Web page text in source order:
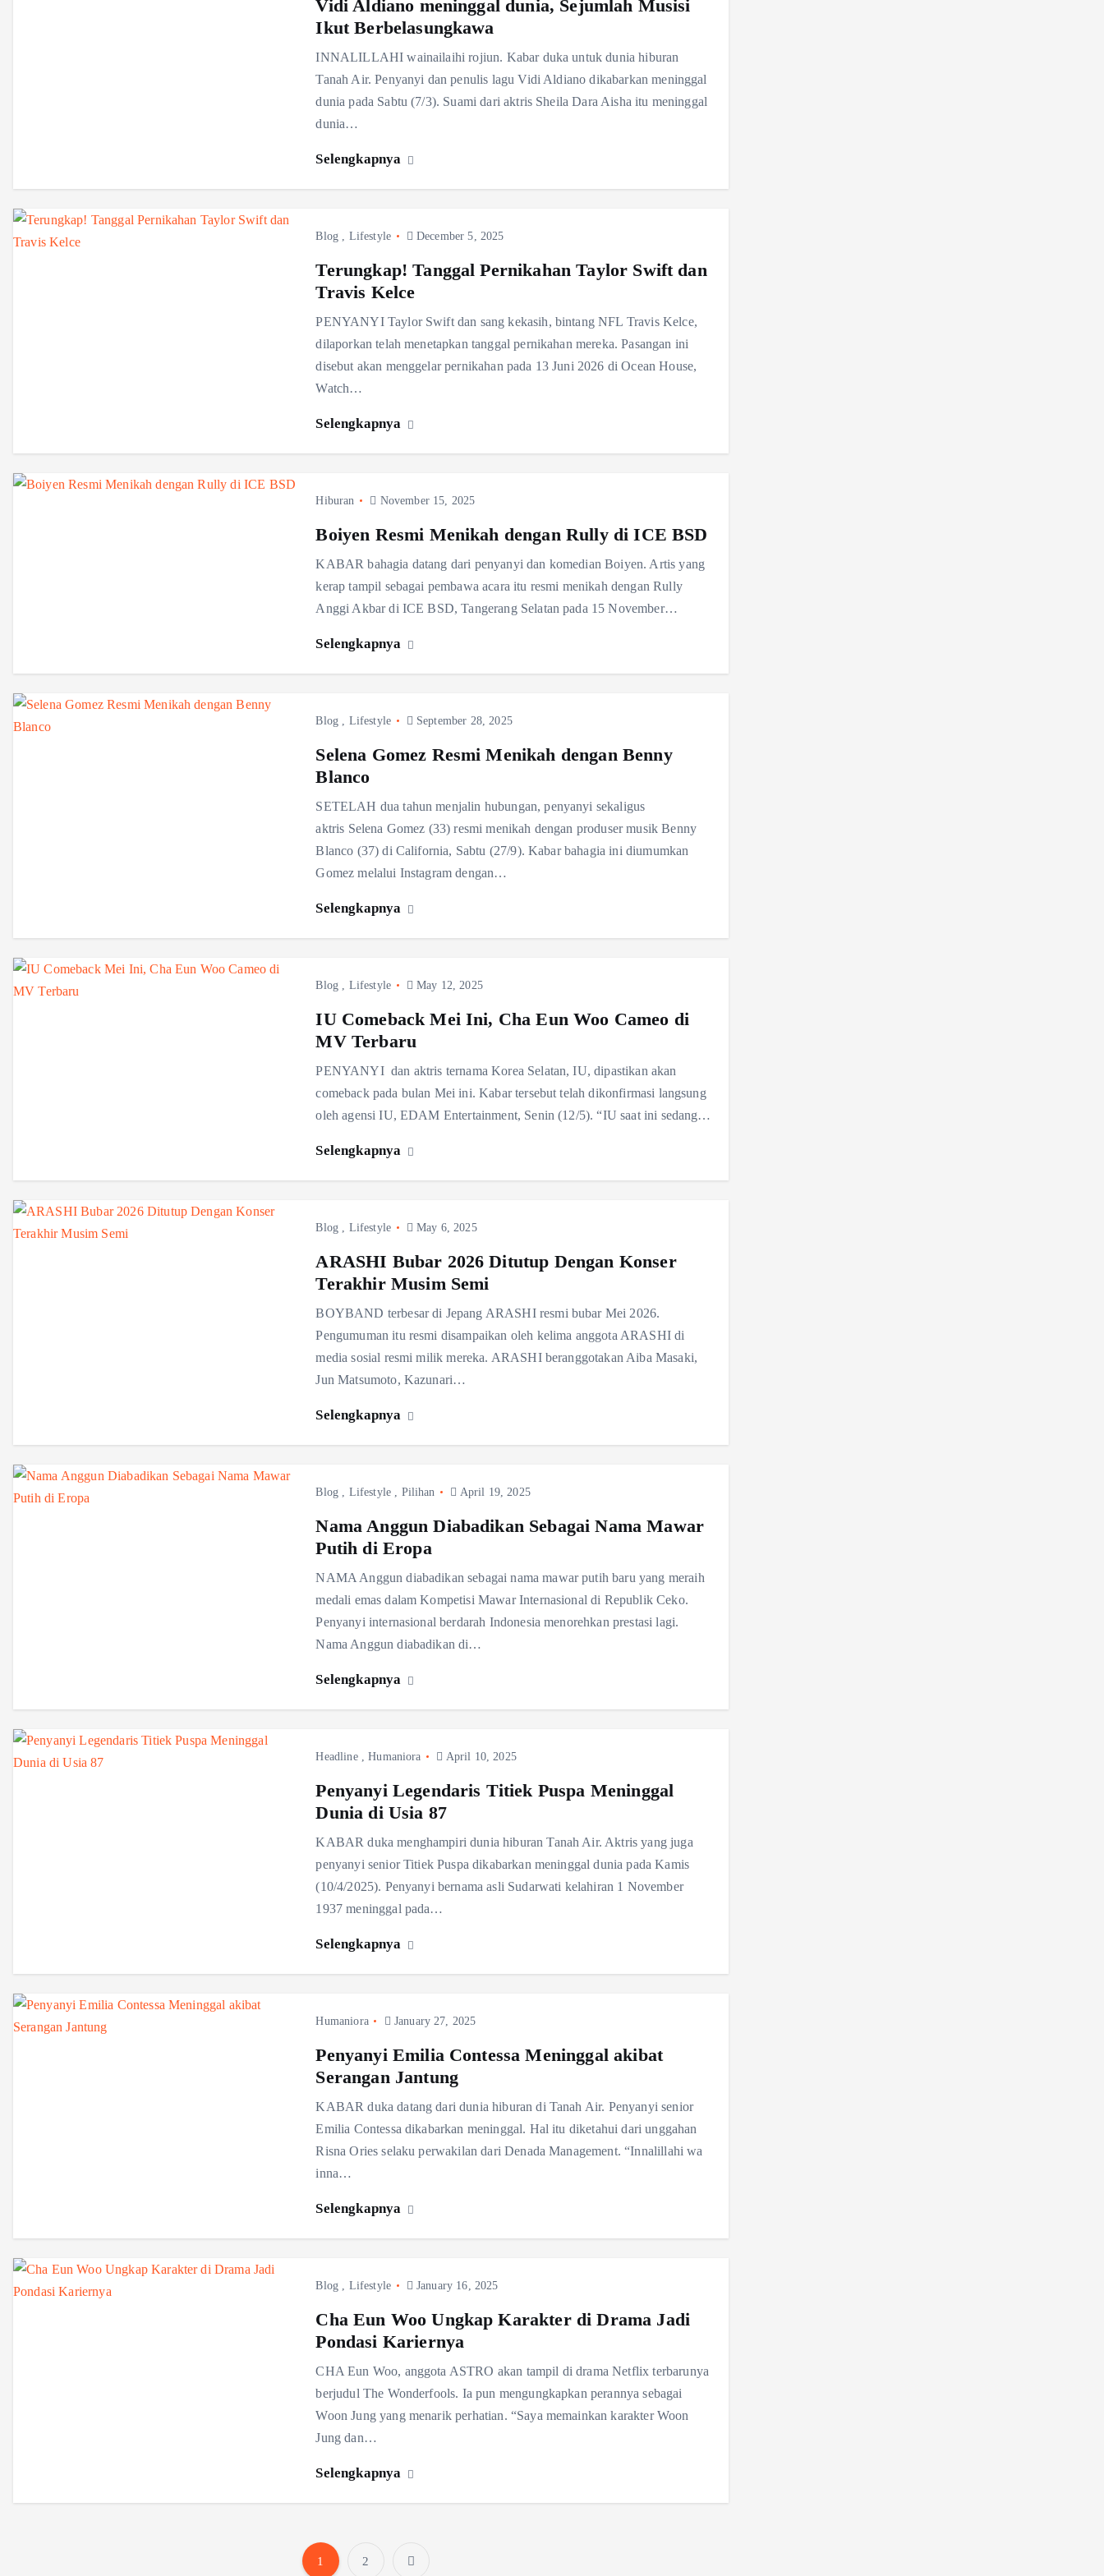
Vidi Aldiano meninggal dunia, Sejumlah Musisi
Ikut Berbelasungkawa
INNALILLAHI wainailaihi rojiun. Kabar duka untuk dunia hiburan
Tanah Air. Penyanyi dan penulis lagu Vidi Aldiano dikabarkan meninggal
dunia pada Sabtu (7/3). Suami dari aktris Sheila Dara Aisha itu meninggal
dunia…
Selengkapnya
Blog , Lifestyle December 5, 2025
Terungkap! Tanggal Pernikahan Taylor Swift dan
Travis Kelce
PENYANYI Taylor Swift dan sang kekasih, bintang NFL Travis Kelce,
dilaporkan telah menetapkan tanggal pernikahan mereka. Pasangan ini
disebut akan menggelar pernikahan pada 13 Juni 2026 di Ocean House,
Watch…
Selengkapnya
Hiburan November 15, 2025
Boiyen Resmi Menikah dengan Rully di ICE BSD
KABAR bahagia datang dari penyanyi dan komedian Boiyen. Artis yang
kerap tampil sebagai pembawa acara itu resmi menikah dengan Rully
Anggi Akbar di ICE BSD, Tangerang Selatan pada 15 November…
Selengkapnya
Blog , Lifestyle September 28, 2025
Selena Gomez Resmi Menikah dengan Benny
Blanco
SETELAH dua tahun menjalin hubungan, penyanyi sekaligus
aktris Selena Gomez (33) resmi menikah dengan produser musik Benny
Blanco (37) di California, Sabtu (27/9). Kabar bahagia ini diumumkan
Gomez melalui Instagram dengan…
Selengkapnya
Blog , Lifestyle May 12, 2025
IU Comeback Mei Ini, Cha Eun Woo Cameo di
MV Terbaru
PENYANYI dan aktris ternama Korea Selatan, IU, dipastikan akan
comeback pada bulan Mei ini. Kabar tersebut telah dikonfirmasi langsung
oleh agensi IU, EDAM Entertainment, Senin (12/5). “IU saat ini sedang…
Selengkapnya
Blog , Lifestyle May 6, 2025
ARASHI Bubar 2026 Ditutup Dengan Konser
Terakhir Musim Semi
BOYBAND terbesar di Jepang ARASHI resmi bubar Mei 2026.
Pengumuman itu resmi disampaikan oleh kelima anggota ARASHI di
media sosial resmi milik mereka. ARASHI beranggotakan Aiba Masaki,
Jun Matsumoto, Kazunari…
Selengkapnya
Blog , Lifestyle , Pilihan April 19, 2025
Nama Anggun Diabadikan Sebagai Nama Mawar
Putih di Eropa
NAMA Anggun diabadikan sebagai nama mawar putih baru yang meraih
medali emas dalam Kompetisi Mawar Internasional di Republik Ceko.
Penyanyi internasional berdarah Indonesia menorehkan prestasi lagi.
Nama Anggun diabadikan di…
Selengkapnya
Headline,Humaniora April 10, 2025
Penyanyi Legendaris Titiek Puspa Meninggal
Dunia di Usia 87
KABAR duka menghampiri dunia hiburan Tanah Air. Aktris yang juga
penyanyi senior Titiek Puspa dikabarkan meninggal dunia pada Kamis
(10/4/2025). Penyanyi bernama asli Sudarwati kelahiran 1 November
1937 meninggal pada…
Selengkapnya
Humaniora January 27, 2025
Penyanyi Emilia Contessa Meninggal akibat
Serangan Jantung
KABAR duka datang dari dunia hiburan di Tanah Air. Penyanyi senior
Emilia Contessa dikabarkan meninggal. Hal itu diketahui dari unggahan
Risna Ories selaku perwakilan dari Denada Management. “Innalillahi wa
inna…
Selengkapnya
Blog , Lifestyle January 16, 2025
Cha Eun Woo Ungkap Karakter di Drama Jadi
Pondasi Kariernya
CHA Eun Woo, anggota ASTRO akan tampil di drama Netflix terbarunya
berjudul The Wonderfools. Ia pun mengungkapkan perannya sebagai
Woon Jung yang menarik perhatian. “Saya memainkan karakter Woon
Jung dan…
Selengkapnya
1 2